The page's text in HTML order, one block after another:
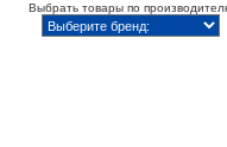
Выбрать товары по